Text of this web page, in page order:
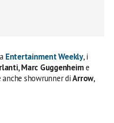
Entertainment Weekly, i
Marc Guggenheime
showrunner diArrow,